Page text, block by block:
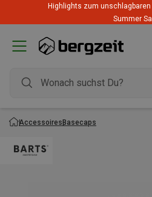
Highlights zum unschlagbaren
Summer
AccessoiresBasecaps